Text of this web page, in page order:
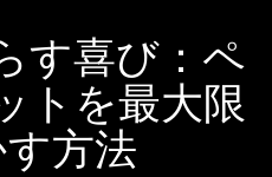
す喜び：ペ
トを最大限
方法